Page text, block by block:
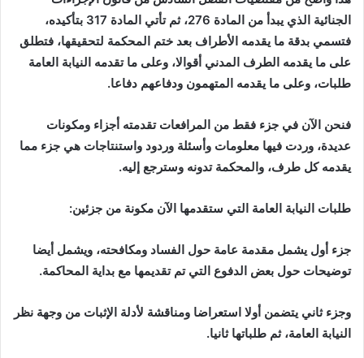
الجنائية الذي يبدأ من المادة 276، ثم تأتي المادة 317 بتأكيده،
فتسمي بدقة ما يقدمه الأطراف بعد ختم المحكمة لتحقيقها، فتطلق
على ما يقدمه الطرف المدني أقوالا، وعلى ما تقدمه النيابة العامة
طلبات، وعلى ما يقدمه المتهمون ودفاعهم دفاعا.
فنحن الآن في جزء فقط من المرافعات تقدمته أجزاء ومكونات
عديدة، وردت فيها معلومات وأسئلة وردود واستنتاجات هي جزء مما
يقدمه كل طرف، والمحكمة تدونه وسترجع إليه.
طلبات النيابة العامة التي ستقدمها الآن مكونة من جزئين:
جزء أول يشمل مقدمة عامة حول الفساد ومكافحته، ويشمل أيضا
توضيحات حول بعض الدفوع التي تم تقديمها مع بداية المحاكمة.
وجزء ثاني يتضمن أولا استعراضا ومناقشة لأدلة الإثبات من وجهة نظر
النيابة العامة، ثم طلباتها ثانيا.